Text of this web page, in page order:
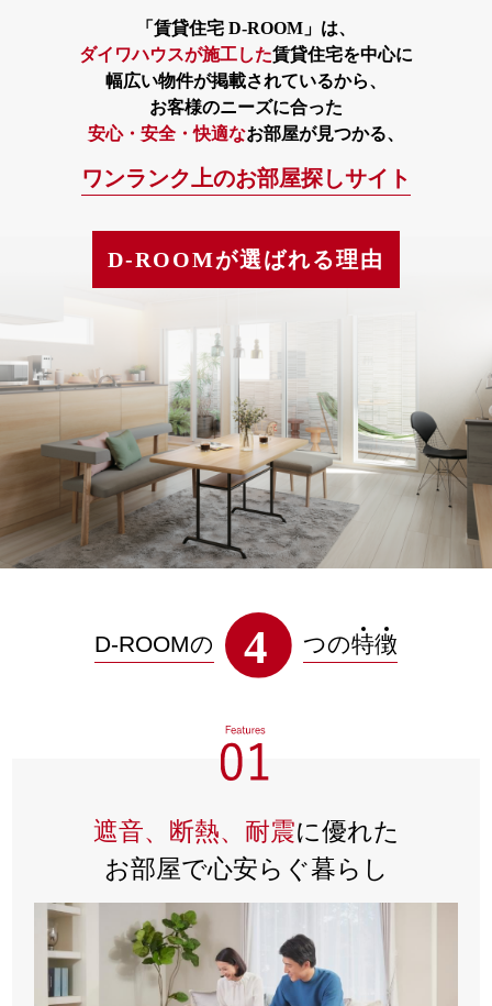
「賃貸住宅 D-ROOM」は、
ダイワハウスが施工した賃貸住宅を中心に
幅広い物件が掲載されているから、
お客様のニーズに合った
安心・安全・快適なお部屋が見つかる、
ワンランク上のお部屋探しサイト
D-ROOMが選ばれる理由
D-ROOMの つの特徴
遮音、断熱、耐震に優れた
お部屋で心安らぐ暮らし